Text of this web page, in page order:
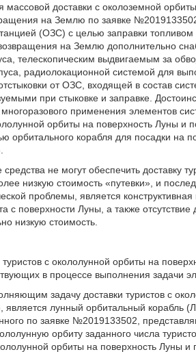
массовой доставки с околоземной
на Землю по заявке
(ОЗС) с целью заправки
на Землю дополнительно
телескопическим выдвигаемым за
радиолокационной системой для
от ОЗС, входящей в состав
при стыковке и заправке.
применения элементов
орбиты на поверхность Луны
орбитального корабля для посадки на
не могут обеспечить доставку
низкую стоимость «путевки», и
проблемы, является
с поверхности Луны, а также отсутствие
низкую стоимость.
туристов с окололунной орбиты на
в процессе выполнения задачи
задачу доставки туристов с
лунный орбитальный корабль
по заявке №2019133502,
орбиту заданного числа
орбиты на поверхность